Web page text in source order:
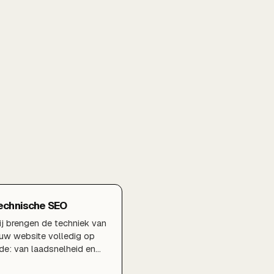
SEO
brengen de techniek van
website volledig op
van laadsnelheid en